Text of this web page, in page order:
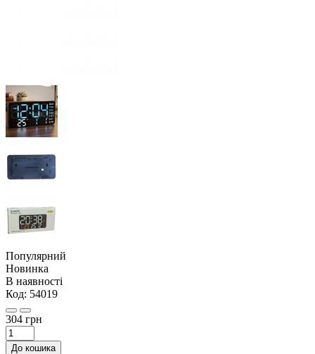
Популярний
Новинка
В наявності
Код: 54019
304 грн
До кошика